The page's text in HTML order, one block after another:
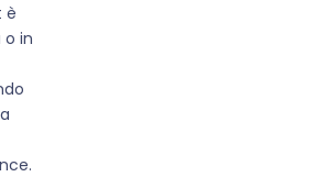
è
in